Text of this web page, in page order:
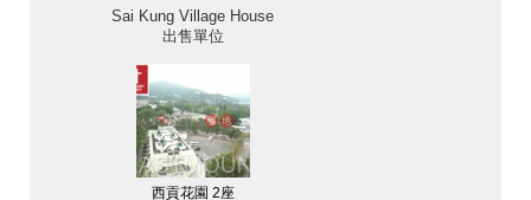
Sai Kung Village House
出售單位
西貢花園 2座